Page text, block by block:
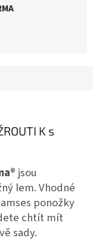
K s
jsou
lem. Vhodné
ponožky
chtít mít
sady.